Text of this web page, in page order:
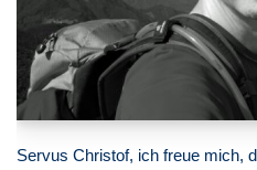
Servus Christof, ich freue mich,